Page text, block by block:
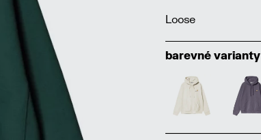
Loose
barevné varianty